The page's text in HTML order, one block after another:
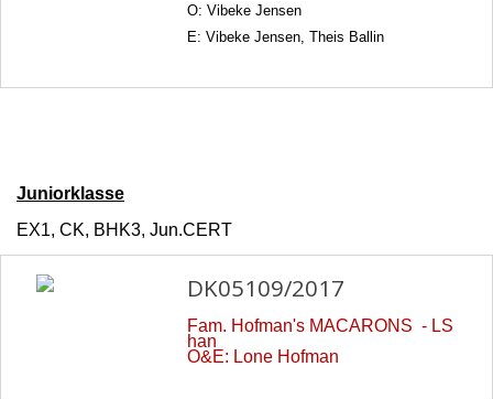
O: Vibeke Jensen
E: Vibeke Jensen, Theis Ballin
Juniorklasse
EX1, CK, BHK3, Jun.CERT
DK05109/2017
Fam. Hofman's MACARONS - LS
han
O&E: Lone Hofman